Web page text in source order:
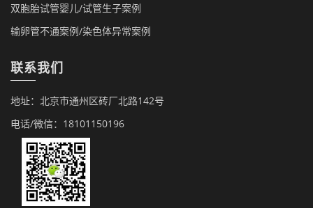
双胞胎试管婴儿/试管生子案例
输卵管不通案例/染色体异常案例
联系我们
地址：北京市通州区砖厂北路142号
电话/微信：18101150196